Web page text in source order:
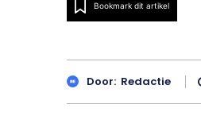
Bookmark dit artikel
Door: Redactie